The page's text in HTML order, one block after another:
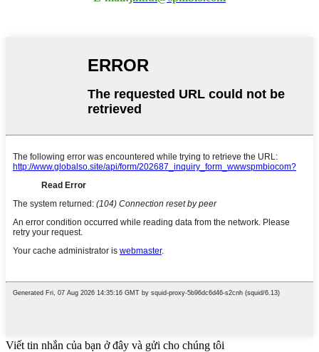
Viết tin nhắn của bạn ở đây và gửi cho chúng tôi